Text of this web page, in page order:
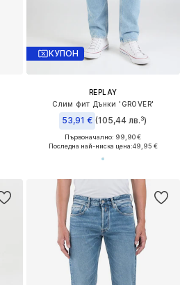
КУПОН
REPLAY
Слим фит Дънки 'GROVER'
53,91 € (105,44 лв.³)
Първоначално: 99,90 €
Последна най-ниска цена:49,95 €